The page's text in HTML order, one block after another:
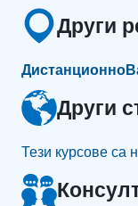
Други
Дистанционно
Други
Тези курсове са